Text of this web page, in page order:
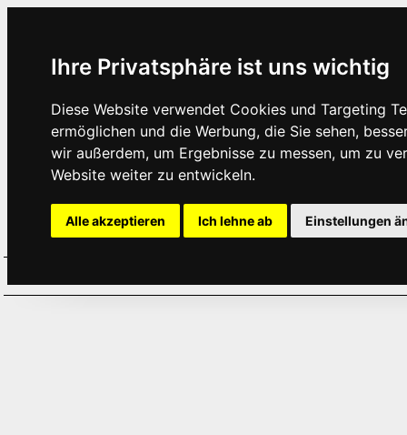
Ihre Privatsphäre ist uns wichtig
Diese Website verwendet Cookies und Targeting
ermöglichen und die Werbung, die Sie sehen,
wir außerdem, um Ergebnisse zu messen, um zu
Website weiter zu entwickeln.
Alle akzeptieren Ich lehne ab Einstellungen